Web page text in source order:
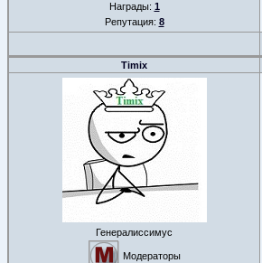
Награды: 1
Репутация: 8
Timix
Генералиссимус
Модераторы